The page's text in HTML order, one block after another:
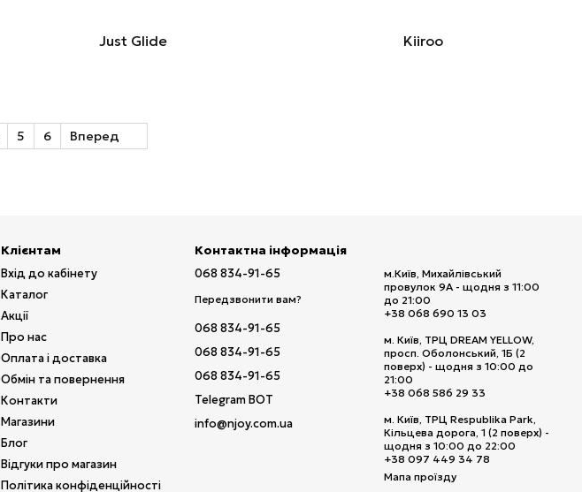
Just Glide Kiiroo
5 6 Вперед
Клієнтам
Вхід до кабінету
Каталог
Акції
Про нас
Оплата і доставка
Обмін та повернення
Контакти
Магазини
Блог
Відгуки про магазин
Політика конфіденційності
Контактна інформація
068 834-91-65
Передзвонити вам?
068 834-91-65
068 834-91-65
068 834-91-65
Telegram BOT
info@njoy.com.ua
м.Київ, Михайлівський
провулок 9А - щодня з 11:00
до 21:00
+38 068 690 13 03
м. Київ, ТРЦ DREAM YELLOW,
просп. Оболонський, 1Б (2
поверх) - щодня з 10:00 до
21:00
+38 068 586 29 33
м. Київ, ТРЦ Respublika Park,
Кільцева дорога, 1 (2 поверх) -
щодня з 10:00 до 22:00
+38 097 449 34 78
Мапа проїзду